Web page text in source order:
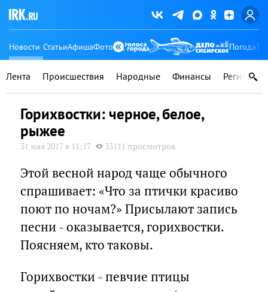
Новости СтатьиАфишаФото Погода
Лента Происшествия Народные Финансы Регионы
Горихвостки: черное, белое,
рыжее
31 мая 2017 в 11:17 33111 просмотров
Этой весной народ чаще обычного
спрашивает: «Что за птички красиво
поют по ночам?» Присылают запись
песни - оказывается, горихвостки.
Поясняем, кто таковы.
Горихвостки - певчие птицы